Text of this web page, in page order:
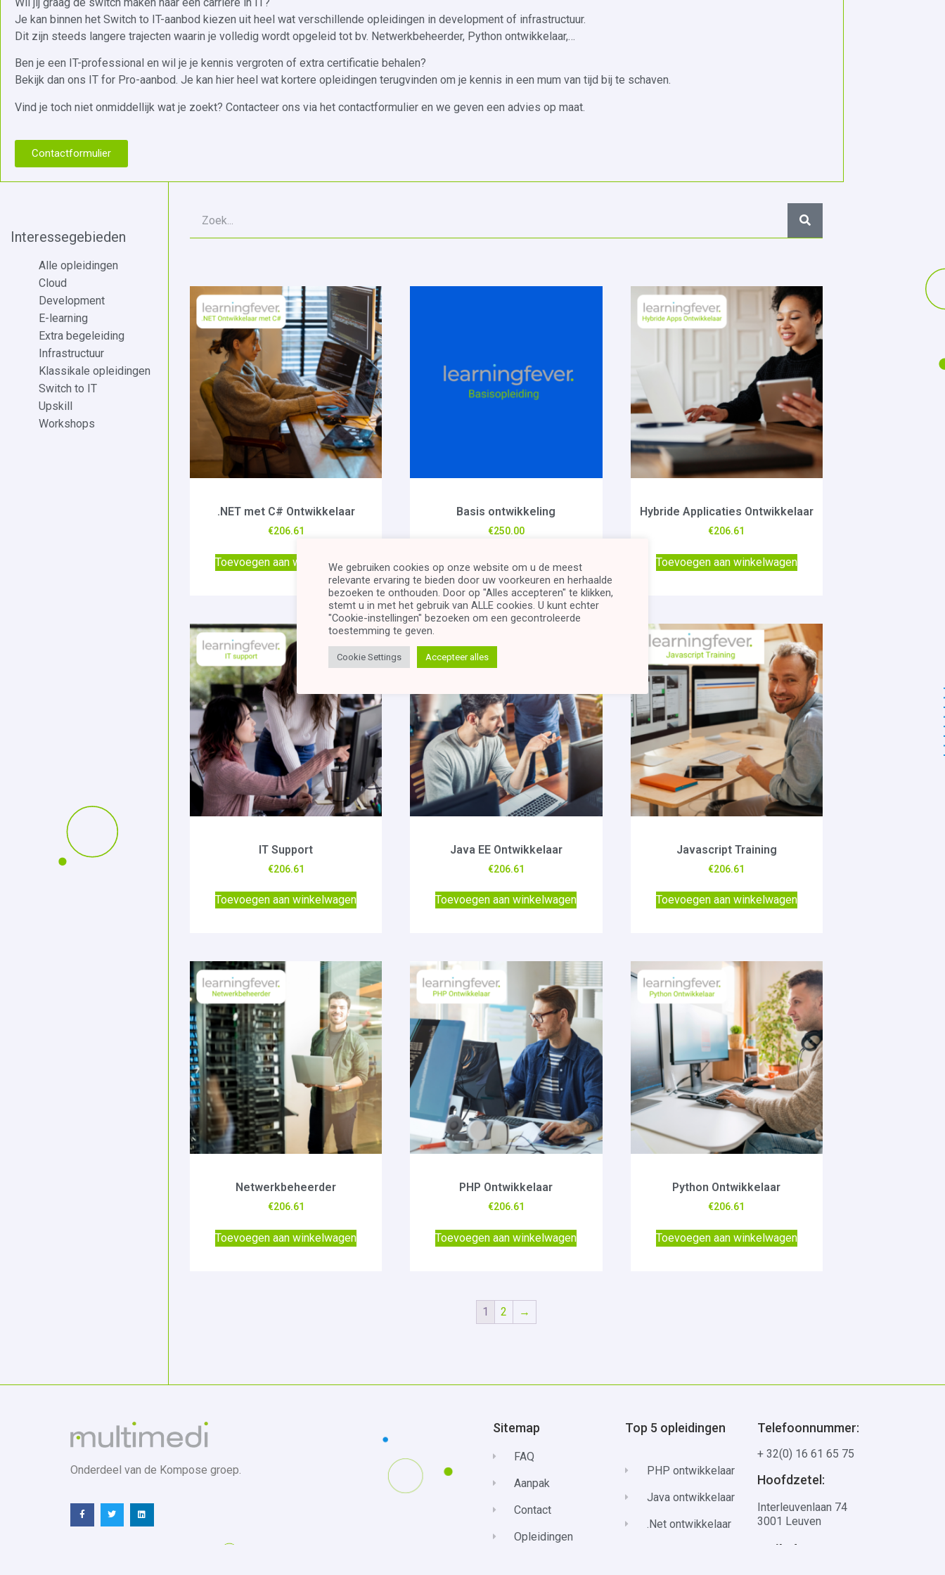
Je kan binnen het Switch to IT-aanbod kiezen uit heel wat verschillende opleidingen in development of infrastructuur.
Dit zijn steeds langere trajecten waarin je volledig wordt opgeleid tot bv. Netwerkbeheerder, Python ontwikkelaar,…
B‍en je een IT-professional en wil je je kennis vergroten of extra certificatie behalen?
Bekijk dan ons IT for Pro-aanbod. Je kan hier heel wat kortere opleidingen terugvinden om je kennis in een mum van tijd bij te schaven.
Vind je toch niet onmiddellijk wat je zoekt? Contacteer ons via het contactformulier en we geven een advies op maat.
Contactformulier
Interessegebieden
Alle opleidingen
Cloud
Development
E-learning
Extra begeleiding
Infrastructuur
Klassikale opleidingen
Switch to IT
Upskill
Workshops
.NET met C# Ontwikkelaar
€206.61
Toevoegen aan winkelwagen
Basis ontwikkeling
€250.00
Toevoegen aan winkelwagen
Hybride Applicaties Ontwikkelaar
€206.61
Toevoegen aan winkelwagen
IT Support
€206.61
Toevoegen aan winkelwagen
Java EE Ontwikkelaar
€206.61
Toevoegen aan winkelwagen
Javascript Training
€206.61
Toevoegen aan winkelwagen
Netwerkbeheerder
€206.61
Toevoegen aan winkelwagen
PHP Ontwikkelaar
€206.61
Toevoegen aan winkelwagen
Python Ontwikkelaar
€206.61
Toevoegen aan winkelwagen
1 2 →
Onderdeel van de Kompose groep.
Sitemap
FAQ
Aanpak
Contact
Opleidingen
Top 5 opleidingen
PHP ontwikkelaar
Java ontwikkelaar
.Net ontwikkelaar
Telefoonnummer:
+ 32(0) 16 61 65 75
Hoofdzetel:
Interleuvenlaan 74
3001 Leuven
Mailadres:
We gebruiken cookies op onze website om u de meest
relevante ervaring te bieden door uw voorkeuren en herhaalde
bezoeken te onthouden. Door op "Alles accepteren" te klikken,
stemt u in met het gebruik van ALLE cookies. U kunt echter
"Cookie-instellingen" bezoeken om een ​​gecontroleerde
toestemming te geven.
Cookie Settings Accepteer alles